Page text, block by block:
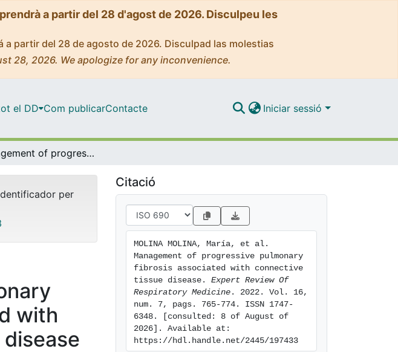
a partir del 28 d'agost de 2026. Disculpeu les
partir del 28 de agosto de 2026. Disculpad las molestias
28, 2026. We apologize for any inconvenience.
el DD Com publicarContacte Iniciar sessió
Management of progressive pulmonary fibrosis associated with connective tissue disease
per
with
Citació
MOLINA MOLINA, María, et al.
Management of progressive pulmonary
fibrosis associated with connective
tissue disease. Expert Review Of
Respiratory Medicine . 2022. Vol. 16,
num. 7, pags. 765-774. ISSN 1747-
6348. [consulted: 8 of August of
2026]. Available at:
https://hdl.handle.net/2445/197433